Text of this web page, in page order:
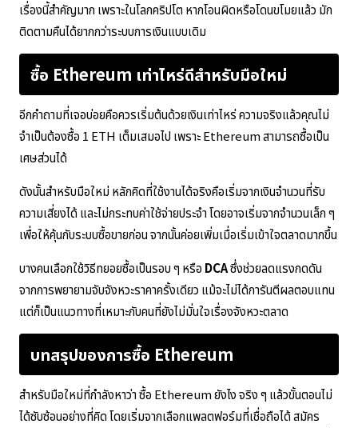
เรื่องนี้สำคัญมาก เพราะในโลกคริปโต หากโอนผิดหรือโดนขโมยแล้ว มัก
ติดตามคืนได้ยากกว่าระบบการเงินแบบเดิม
ซื้อ Ethereum เท่าไหร่ดีสำหรับมือใหม่
อีกคำถามที่เจอบ่อยคือควรเริ่มต้นด้วยเงินเท่าไหร่ ความจริงแล้วคุณไม่
จำเป็นต้องซื้อ 1 ETH เต็มเสมอไป เพราะ Ethereum สามารถซื้อเป็น
เศษส่วนได้
ดังนั้นสำหรับมือใหม่ หลักคิดที่ใช้งานได้จริงคือเริ่มจากเงินจำนวนที่รับ
ความเสี่ยงได้ และไม่กระทบค่าใช้จ่ายประจำ โดยอาจเริ่มจากจำนวนเล็ก ๆ
เพื่อให้คุ้นกับระบบซื้อขายก่อน จากนั้นค่อยเพิ่มเมื่อเริ่มเข้าใจตลาดมากขึ้น
บางคนเลือกใช้วิธีทยอยซื้อเป็นรอบ ๆ หรือ DCAซึ่งช่วยลดแรงกดดัน
จากการพยายามจับจังหวะราคาครั้งเดียว แม้จะไม่ได้การันตีผลตอบแทน
แต่ก็เป็นแนวทางที่เหมาะกับคนที่ยังไม่มั่นใจเรื่องจังหวะตลาด
บทสรุปของการซื้อ Ethereum
สำหรับมือใหม่ที่กำลังหาว่า ซื้อ Ethereum ยังไง จริง ๆ แล้วขั้นตอนไม่
ได้ซับซ้อนอย่างที่คิด โดยเริ่มจากเลือกแพลตฟอร์มที่เชื่อถือได้ สมัคร